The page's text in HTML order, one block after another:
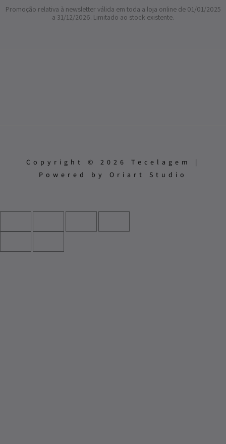
Promoção relativa à newsletter válida em toda a loja online de 01/01/2025
a 31/12/2026. Limitado ao stock existente.
Copyright © 2026 Tecelagem |
Powered by Oriart Studio